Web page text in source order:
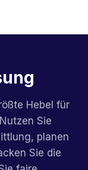
Hebel für
Sie
planen
Sie die